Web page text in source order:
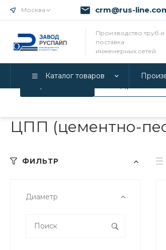
Мы используем Cookie. Если вы
Политикой
Москва crm@rus-
Производство труб и
поставка
инженерных сетей
Каталог товаров
ЦПП (цементно-
ФИЛЬТР
Диаметр